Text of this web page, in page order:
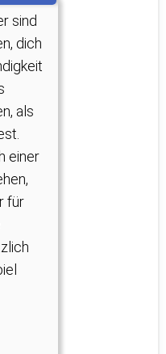
sind
dich
als
einer
für